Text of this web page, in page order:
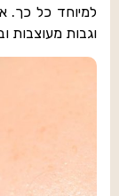
למיוחד כל כך.
וגבות מעוצבות